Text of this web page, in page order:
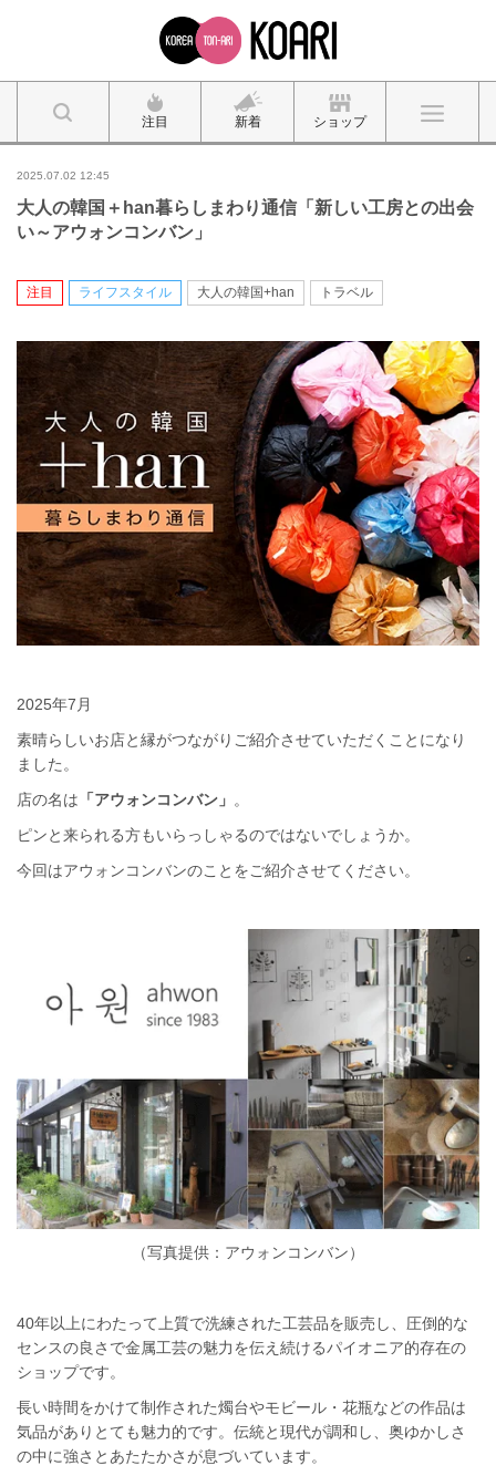
注目 新着 ショップ
2025.07.02 12:45
大人の韓国＋han暮らしまわり通信「新しい工房との出会
い～アウォンコンバン」
注目 ライフスタイル 大人の韓国+han トラベル
2025年7月
素晴らしいお店と縁がつながりご紹介させていただくことになり
ました。
店の名は 「アウォンコンバン」 。
ピンと来られる方もいらっしゃるのではないでしょうか。
今回はアウォンコンバンのことをご紹介させてください。
（写真提供：アウォンコンバン）
40年以上にわたって上質で洗練された工芸品を販売し、圧倒的な
センスの良さで金属工芸の魅力を伝え続けるパイオニア的存在の
ショップです。
長い時間をかけて制作された燭台やモビール・花瓶などの作品は
気品がありとても魅力的です。伝統と現代が調和し、奥ゆかしさ
の中に強さとあたたかさが息づいています。